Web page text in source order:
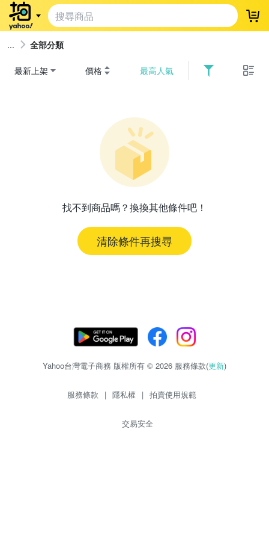
登
全部分類
最新上架 價格 最高人氣
找不到商品嗎？換換其他條件吧！
清除條件再搜尋
Yahoo台灣電子商務 版權所有 © 2026 服務條款(更新)
服務條款 | 隱私權 | 拍賣使用規範
交易安全